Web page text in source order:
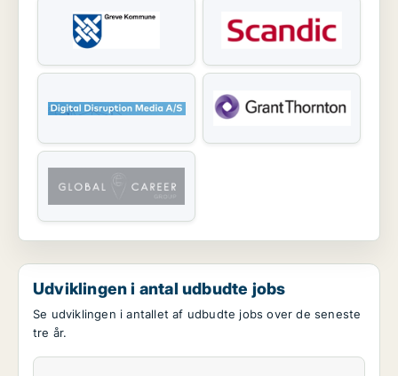
Udviklingen i antal udbudte jobs
Se udviklingen i antallet af udbudte jobs over de seneste
tre år.